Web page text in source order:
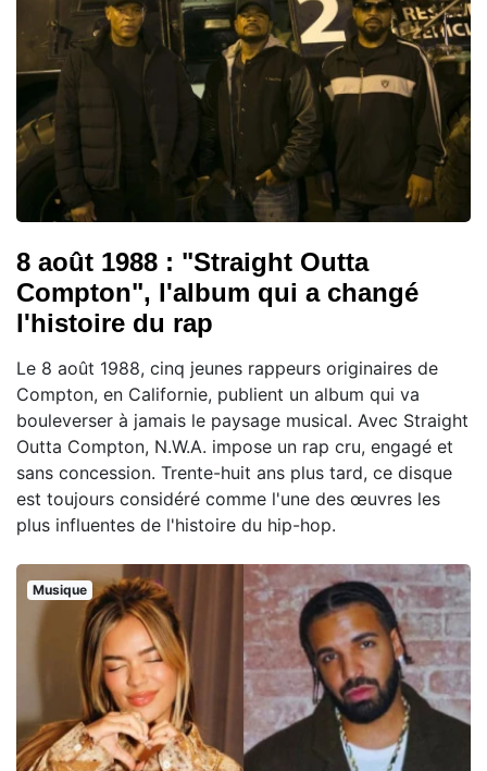
8 août 1988 : "Straight Outta
Compton", l'album qui a changé
l'histoire du rap
Le 8 août 1988, cinq jeunes rappeurs originaires de
Compton, en Californie, publient un album qui va
bouleverser à jamais le paysage musical. Avec Straight
Outta Compton, N.W.A. impose un rap cru, engagé et
sans concession. Trente-huit ans plus tard, ce disque
est toujours considéré comme l'une des œuvres les
plus influentes de l'histoire du hip-hop.
Musique